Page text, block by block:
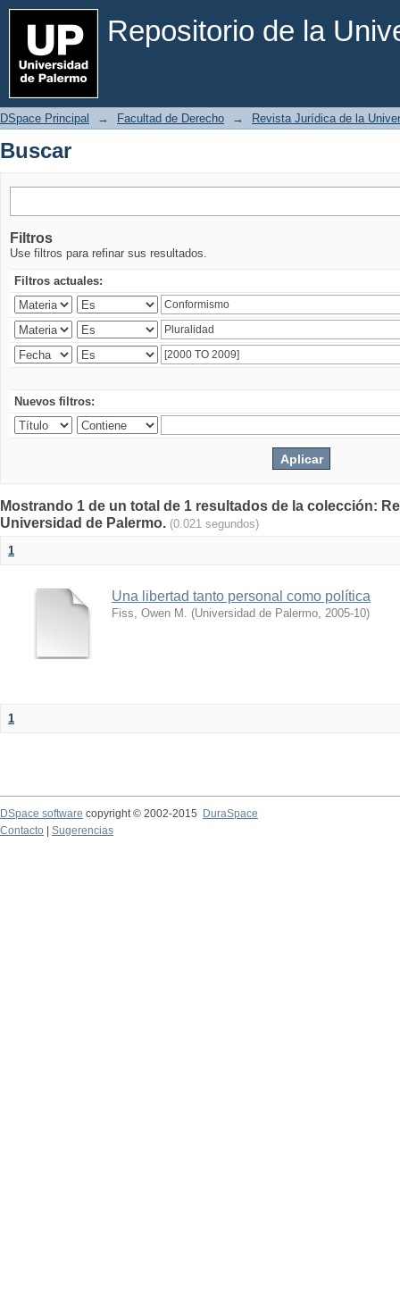
Repositorio de la
Buscar
DSpace Principal → Facultad de Derecho → Revista Jurídica de la
Buscar
Filtros
Use filtros para refinar sus resultados.
Filtros actuales:
Nuevos filtros:
Mostrando 1 de un total de 1 resultados de la colección:
Universidad de Palermo. (0.021 segundos)
1
Una libertad tanto personal como política
Fiss, Owen M. (Universidad de Palermo, 2005-10)
1
DSpace software copyright © 2002-2015
DuraSpace
Contacto
Sugerencias